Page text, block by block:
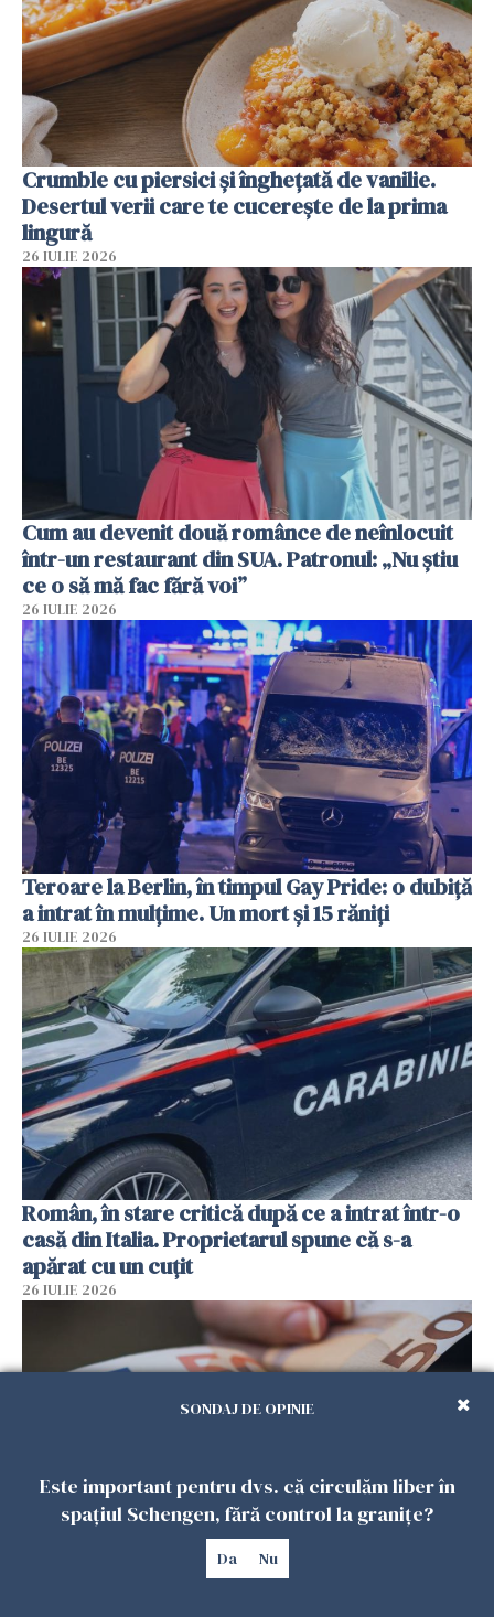
Crumble cu piersici și înghețată de vanilie.
Desertul verii care te cucerește de la prima
lingură
26 IULIE 2026
Cum au devenit două românce de neînlocuit
într-un restaurant din SUA. Patronul: „Nu știu
ce o să mă fac fără voi”
26 IULIE 2026
Teroare la Berlin, în timpul Gay Pride: o dubiță
a intrat în mulțime. Un mort și 15 răniți
26 IULIE 2026
Român, în stare critică după ce a intrat într-o
casă din Italia. Proprietarul spune că s-a
apărat cu un cuțit
26 IULIE 2026
Menajere și îngrijitori, în vizorul Fiscului din
SONDAJ DE OPINIE
Este important pentru dvs. că circulăm liber în
spațiul Schengen, fără control la granițe?
Da Nu